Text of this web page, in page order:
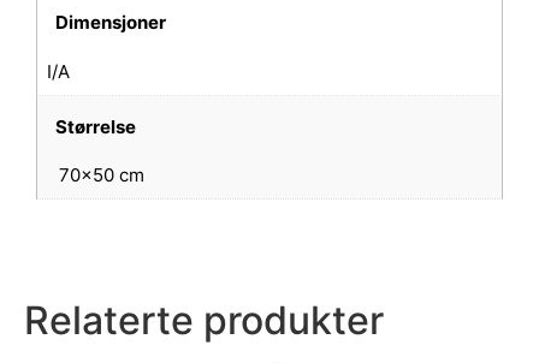
Dimensjoner
I/A
Størrelse
70×50 cm
Relaterte produkter